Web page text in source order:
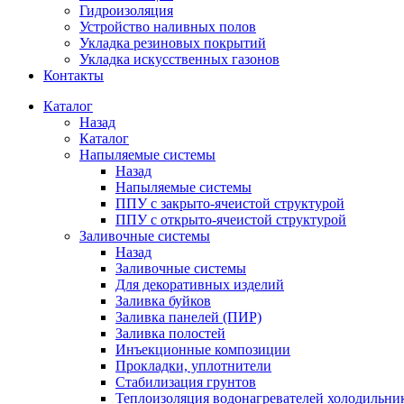
Гидроизоляция
Устройство наливных полов
Укладка резиновых покрытий
Укладка искусственных газонов
Контакты
Каталог
Назад
Каталог
Напыляемые системы
Назад
Напыляемые системы
ППУ с закрыто-ячеистой структурой
ППУ с открыто-ячеистой структурой
Заливочные системы
Назад
Заливочные системы
Для декоративных изделий
Заливка буйков
Заливка панелей (ПИР)
Заливка полостей
Инъекционные композиции
Прокладки, уплотнители
Стабилизация грунтов
Теплоизоляция водонагревателей